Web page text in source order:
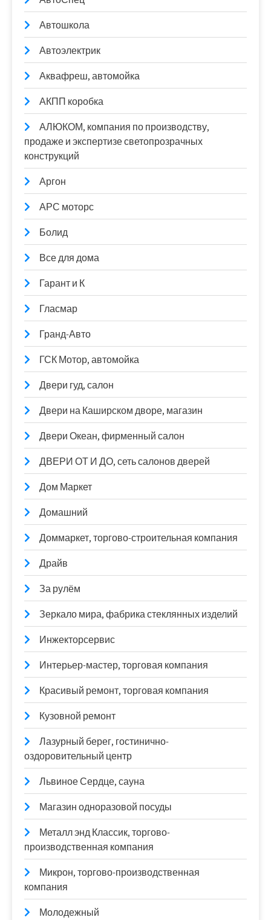
Автошкола
Автоэлектрик
Аквафреш, автомойка
АКПП коробка
АЛЮКОМ, компания по производству,
продаже и экспертизе светопрозрачных
конструкций
Аргон
АРС моторс
Болид
Все для дома
Гарант и К
Гласмар
Гранд-Авто
ГСК Мотор, автомойка
Двери гуд, салон
Двери на Каширском дворе, магазин
Двери Океан, фирменный салон
ДВЕРИ ОТ И ДО, сеть салонов дверей
Дом Маркет
Домашний
Доммаркет, торгово-строительная компания
Драйв
За рулём
Зеркало мира, фабрика стеклянных изделий
Инжекторсервис
Интерьер-мастер, торговая компания
Красивый ремонт, торговая компания
Кузовной ремонт
Лазурный берег, гостинично-
оздоровительный центр
Львиное Сердце, сауна
Магазин одноразовой посуды
Металл энд Классик, торгово-
производственная компания
Микрон, торгово-производственная
компания
Молодежный